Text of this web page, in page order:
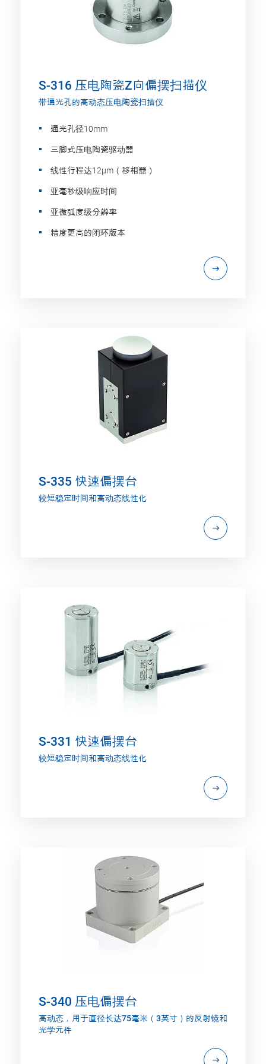
S-316 压电陶瓷Z向偏摆扫描仪
带通光孔的高动态压电陶瓷扫描仪
通光孔径10mm
三脚式压电陶瓷驱动器
线性行程达12µm（移相器）
亚毫秒级响应时间
亚微弧度级分辨率
精度更高的闭环版本
S-335 快速偏摆台
较短稳定时间和高动态线性化
S-331 快速偏摆台
较短稳定时间和高动态线性化
S-340 压电偏摆台
高动态，用于直径长达75毫米（3英寸）的反射镜和
光学元件